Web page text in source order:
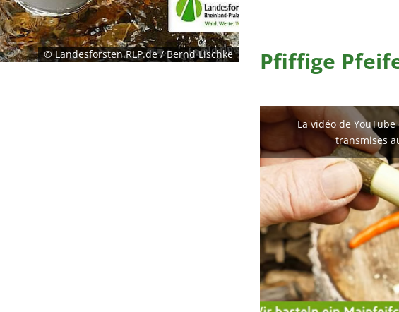
© Landesforsten.RLP.de / Bernd Lischke Pfiffige
La vidéo de
transmises